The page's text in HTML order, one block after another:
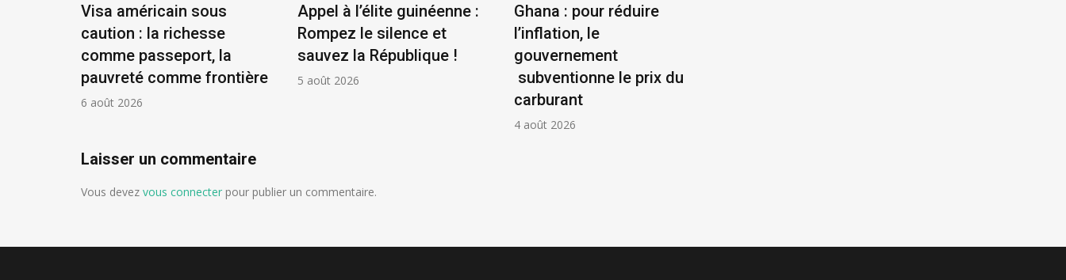
Visa américain sous
caution : la richesse
comme passeport, la
pauvreté comme frontière
6 août 2026
Appel à l’élite guinéenne :
Rompez le silence et
sauvez la République !
5 août 2026
Ghana : pour réduire
l’inflation, le
gouvernement
subventionne le prix du
carburant
4 août 2026
Laisser un commentaire
Vous devez vous connecter pour publier un commentaire.